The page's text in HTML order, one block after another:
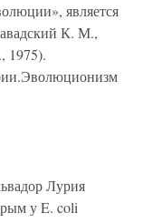
является
К. М.,
1975).
Лурия
у E. coli